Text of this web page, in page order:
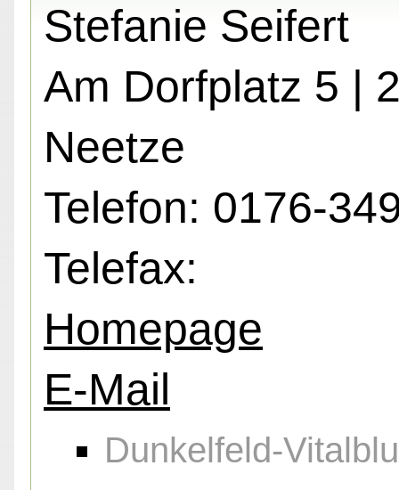
Stefanie Seifert
Am Dorfplatz 5 |
Neetze
Telefon: 0176-
Telefax:
Homepage
E-Mail
Dunkelfeld-